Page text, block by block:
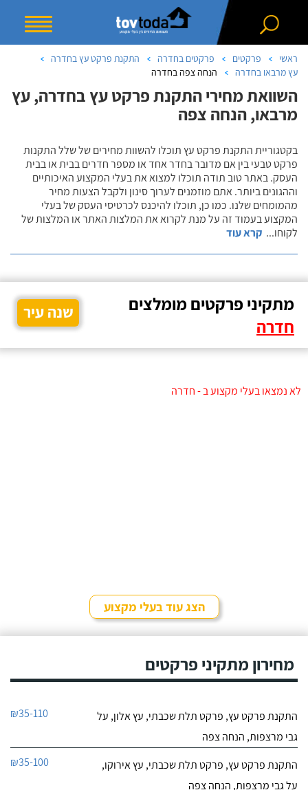
ראשי פרקטים פרקטים בחדרה
התקנת פרקט עץ בחדרה
עץ מרבאו בחדרה
הנחה צפה בחדרה
השוואת מחירי התקנת פרקט עץ בחדרה, עץ
מרבאו, הנחה צפה
בקטגוריית התקנת פרקט עץ תוכלו להשוות מחירים של שלל התקנות
פרקט טבעי בין אם מדובר בחדר אחד או מספר חדרים בבית או בבית
העסק. באתר טוב תודה תוכלו למצוא את בעלי המקצוע האיכותיים
וההגונים ביותר. אתם מוזמנים לערוך סינון ולקבל הצעות מחיר
מהמומחים שלנו. כמו כן, תוכלו להיכנס לכרטיסי העסק של בעלי
המקצוע בעמוד זה על מנת לקרוא את המלצות האתר או המלצות של
לקוחו... קרא עוד
מתקיני פרקטים מומלצים
חדרה
שנה עיר
לא נמצאו בעלי מקצוע ב - חדרה
הצג עוד בעלי מקצוע
מחירון מתקיני פרקטים
התקנת פרקט עץ, פרקט תלת שכבתי, עץ אלון, על
גבי מרצפות, הנחה צפה
₪35-110
התקנת פרקט עץ, פרקט תלת שכבתי, עץ אירוקו,
על גבי מרצפות, הנחה צפה
₪35-100